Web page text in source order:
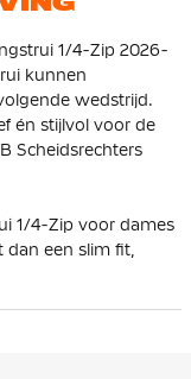
1/4-Zip 2026-
kunnen
wedstrijd.
én stijlvol voor de
Scheidsrechters
1/4-Zip voor dames
dan een slim fit,
kraag voegt niet